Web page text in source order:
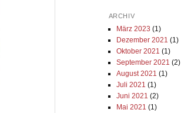
ARCHIV
März 2023 (1)
Dezember 2021 (1)
Oktober 2021 (1)
September 2021 (2)
August 2021 (1)
Juli 2021 (1)
Juni 2021 (2)
Mai 2021 (1)